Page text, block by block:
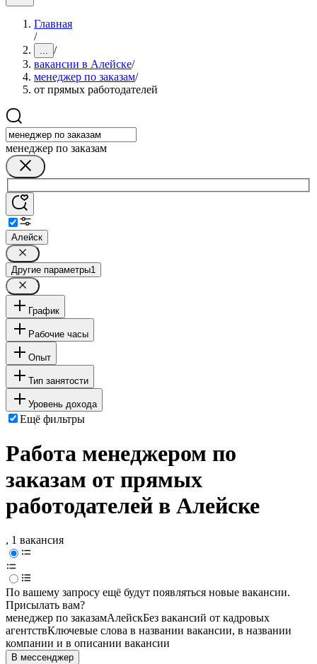
Главная
/
... /
вакансии в Алейске/
менеджер по заказам/
от прямых работодателей
менеджер по заказам
Алейск
Другие параметры1
График
Рабочие часы
Опыт
Тип занятости
Уровень дохода
Ещё фильтры
Работа менеджером по
заказам от прямых
работодателей в Алейске
, 1 вакансия
По вашему запросу ещё будут появляться новые вакансии.
Присылать вам?
менеджер по заказамАлейскБез вакансий от кадровых
агентствКлючевые слова в названии вакансии, в названии
компании и в описании вакансии
В мессенджер